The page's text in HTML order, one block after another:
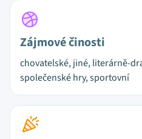
Zájmové činosti
chovatelské, jiné, literárně-
společenské hry, sportovní